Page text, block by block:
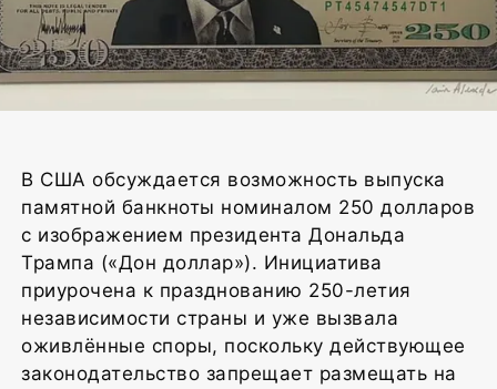
В США обсуждается возможность выпуска
памятной банкноты номиналом 250 долларов
с изображением президента Дональда
Трампа («Дон доллар»). Инициатива
приурочена к празднованию 250-летия
независимости страны и уже вызвала
оживлённые споры, поскольку действующее
законодательство запрещает размещать на